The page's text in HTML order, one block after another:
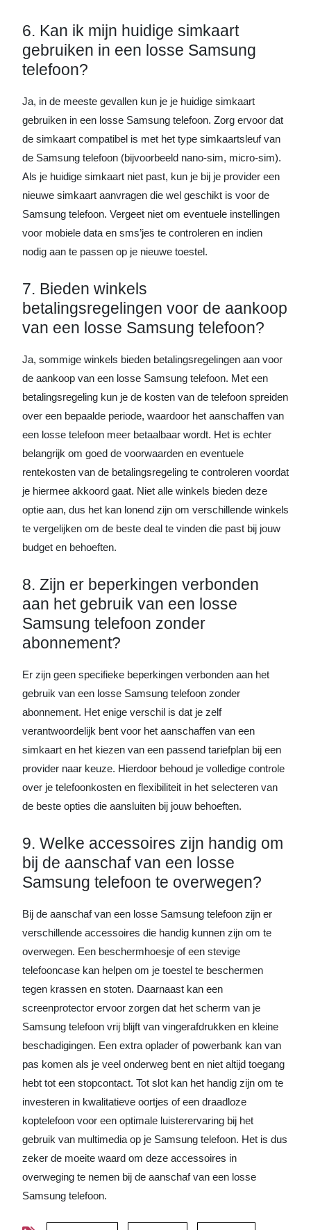
6. Kan ik mijn huidige simkaart
gebruiken in een losse Samsung
telefoon?
Ja, in de meeste gevallen kun je je huidige simkaart
gebruiken in een losse Samsung telefoon. Zorg ervoor dat
de simkaart compatibel is met het type simkaartsleuf van
de Samsung telefoon (bijvoorbeeld nano-sim, micro-sim).
Als je huidige simkaart niet past, kun je bij je provider een
nieuwe simkaart aanvragen die wel geschikt is voor de
Samsung telefoon. Vergeet niet om eventuele instellingen
voor mobiele data en sms’jes te controleren en indien
nodig aan te passen op je nieuwe toestel.
7. Bieden winkels
betalingsregelingen voor de aankoop
van een losse Samsung telefoon?
Ja, sommige winkels bieden betalingsregelingen aan voor
de aankoop van een losse Samsung telefoon. Met een
betalingsregeling kun je de kosten van de telefoon spreiden
over een bepaalde periode, waardoor het aanschaffen van
een losse telefoon meer betaalbaar wordt. Het is echter
belangrijk om goed de voorwaarden en eventuele
rentekosten van de betalingsregeling te controleren voordat
je hiermee akkoord gaat. Niet alle winkels bieden deze
optie aan, dus het kan lonend zijn om verschillende winkels
te vergelijken om de beste deal te vinden die past bij jouw
budget en behoeften.
8. Zijn er beperkingen verbonden
aan het gebruik van een losse
Samsung telefoon zonder
abonnement?
Er zijn geen specifieke beperkingen verbonden aan het
gebruik van een losse Samsung telefoon zonder
abonnement. Het enige verschil is dat je zelf
verantwoordelijk bent voor het aanschaffen van een
simkaart en het kiezen van een passend tariefplan bij een
provider naar keuze. Hierdoor behoud je volledige controle
over je telefoonkosten en flexibiliteit in het selecteren van
de beste opties die aansluiten bij jouw behoeften.
9. Welke accessoires zijn handig om
bij de aanschaf van een losse
Samsung telefoon te overwegen?
Bij de aanschaf van een losse Samsung telefoon zijn er
verschillende accessoires die handig kunnen zijn om te
overwegen. Een beschermhoesje of een stevige
telefooncase kan helpen om je toestel te beschermen
tegen krassen en stoten. Daarnaast kan een
screenprotector ervoor zorgen dat het scherm van je
Samsung telefoon vrij blijft van vingerafdrukken en kleine
beschadigingen. Een extra oplader of powerbank kan van
pas komen als je veel onderweg bent en niet altijd toegang
hebt tot een stopcontact. Tot slot kan het handig zijn om te
investeren in kwalitatieve oortjes of een draadloze
koptelefoon voor een optimale luisterervaring bij het
gebruik van multimedia op je Samsung telefoon. Het is dus
zeker de moeite waard om deze accessoires in
overweging te nemen bij de aanschaf van een losse
Samsung telefoon.